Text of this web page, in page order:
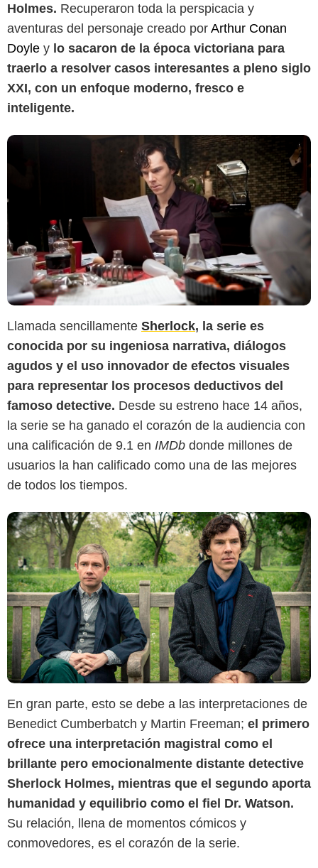
Holmes. Recuperaron toda la perspicacia y
aventuras del personaje creado por Arthur Conan
Doyle y lo sacaron de la época victoriana para
traerlo a resolver casos interesantes a pleno siglo
XXI, con un enfoque moderno, fresco e
inteligente.
Llamada sencillamente Sherlock, la serie es
conocida por su ingeniosa narrativa, diálogos
agudos y el uso innovador de efectos visuales
para representar los procesos deductivos del
famoso detective. Desde su estreno hace 14 años,
la serie se ha ganado el corazón de la audiencia con
una calificación de 9.1 en IMDb donde millones de
usuarios la han calificado como una de las mejores
de todos los tiempos.
Filmaffinity
En gran parte, esto se debe a las interpretaciones de
Benedict Cumberbatch y Martin Freeman; el primero
ofrece una interpretación magistral como el
brillante pero emocionalmente distante detective
Sherlock Holmes, mientras que el segundo aporta
humanidad y equilibrio como el fiel Dr. Watson.
Su relación, llena de momentos cómicos y
conmovedores, es el corazón de la serie.